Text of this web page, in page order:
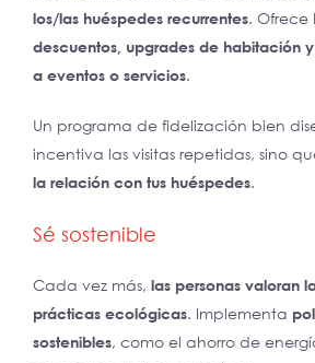
los/las huéspedes recurrentes. Ofrece
descuentos, upgrades de habitación
a eventos o servicios.
Un programa de fidelización bien
incentiva las visitas repetidas, sino
la relación con tus huéspedes.
Sé sostenible
Cada vez más, las personas valoran
prácticas ecológicas. Implementa
sostenibles, como el ahorro de